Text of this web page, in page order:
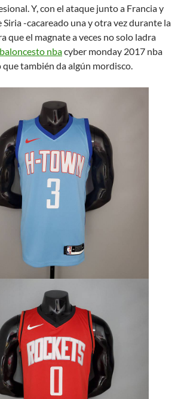
Y, con el ataque junto a Francia y
-cacareado una y otra vez durante la
que el magnate a veces no solo ladra
nbacyber monday 2017 nba
también da algún mordisco.